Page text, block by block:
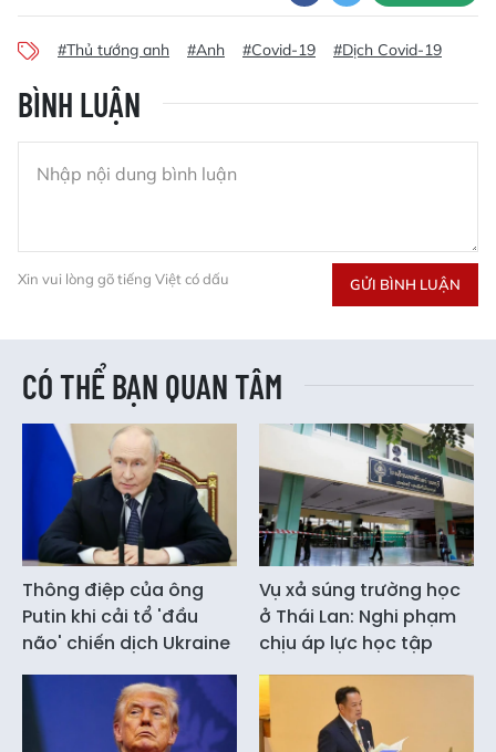
#Thủ tướng anh #Anh #Covid-19 #Dịch Covid-19
BÌNH LUẬN
Xin vui lòng gõ tiếng Việt có dấu GỬI BÌNH LUẬN
CÓ THỂ BẠN QUAN TÂM
Thông điệp của ông
Putin khi cải tổ 'đầu
não' chiến dịch Ukraine
Vụ xả súng trường học
ở Thái Lan: Nghi phạm
chịu áp lực học tập